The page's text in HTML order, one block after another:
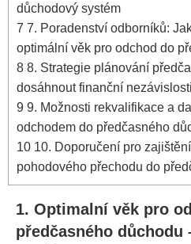
důchodový systém
7 7. Poradenství odborníků:
optimální věk pro odchod do
8 8. Strategie plánování
dosáhnout finanční nezávislosti
9 9. Možnosti rekvalifikace a
odchodem do předčasného
10 10. Doporučení pro
pohodového přechodu do
1. Optimalní věk pro
předčasného důchodu